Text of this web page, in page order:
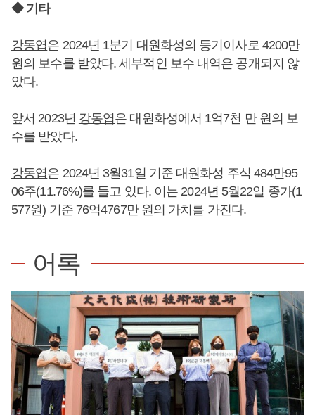
◆ 기타
강동엽은 2024년 1분기 대원화성의 등기이사로 4200만
원의 보수를 받았다. 세부적인 보수 내역은 공개되지 않
았다.
앞서 2023년 강동엽은 대원화성에서 1억7천 만 원의 보
수를 받았다.
강동엽은 2024년 3월31일 기준 대원화성 주식 484만95
06주(11.76%)를 들고 있다. 이는 2024년 5월22일 종가(1
577원) 기준 76억4767만 원의 가치를 가진다.
어록